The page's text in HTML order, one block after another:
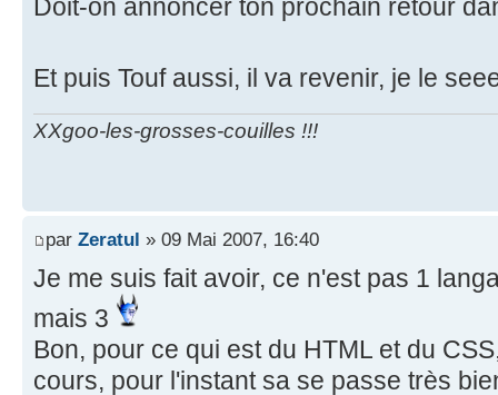
Doit-on annoncer ton prochain retour
Et puis Touf aussi, il va revenir, je le
XXgoo-les-grosses-couilles !!!
par Zeratul » 09 Mai 2007, 16:40
Je me suis fait avoir, ce n'est pas 1
mais 3
Bon, pour ce qui est du HTML et du
cours, pour l'instant sa se passe très